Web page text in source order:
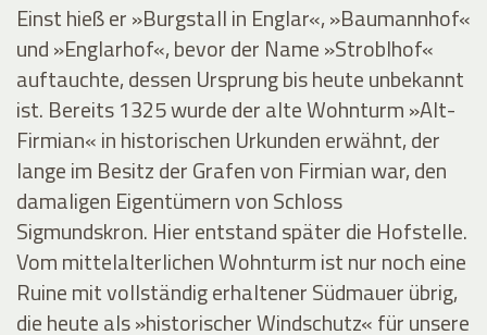
Einst hieß er »Burgstall in Englar«, »Baumannhof«
und »Englarhof«, bevor der Name »Stroblhof«
auftauchte, dessen Ursprung bis heute unbekannt
ist. Bereits 1325 wurde der alte Wohnturm »Alt-
Firmian« in historischen Urkunden erwähnt, der
lange im Besitz der Grafen von Firmian war, den
damaligen Eigentümern von Schloss
Sigmundskron. Hier entstand später die Hofstelle.
Vom mittelalterlichen Wohnturm ist nur noch eine
Ruine mit vollständig erhaltener Südmauer übrig,
die heute als »historischer Windschutz« für unsere